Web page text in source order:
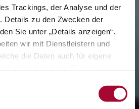
Trackings, der Analyse und der
Details zu den Zwecken der
Sie unter „Details anzeigen“.
wir mit Dienstleistern und
die Daten auch für eigene
zulassen“ oder durch Auswählen
Services in der Detailansicht